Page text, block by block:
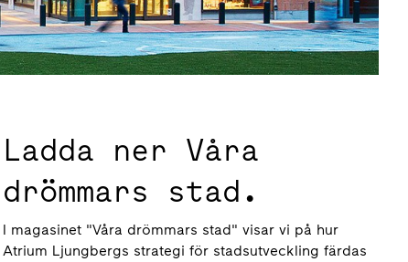
Ladda ner Våra
drömmars stad.
I magasinet "Våra drömmars stad" visar vi på hur
Atrium Ljungbergs strategi för stadsutveckling färdas